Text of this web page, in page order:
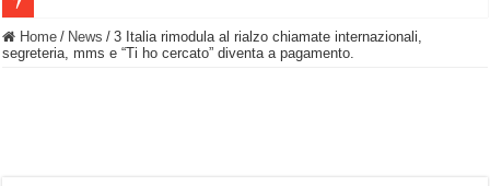
BASTA FATICARE! Questo robot tagliaerba lo appoggi e fa tutto lui! (Senza
Home / News / 3 Italia rimodula al rialzo chiamate internazionali,
segreteria, mms e “Ti ho cercato” diventa a pagamento.